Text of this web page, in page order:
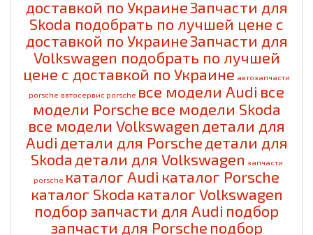
доставкой по УкраинеЗапчасти для
Skoda подобрать по лучшей цене с
доставкой по УкраинеЗапчасти для
Volkswagen подобрать по лучшей
цене с доставкой по Украине автозапчасти
porsche автосервис porsche все модели Audi все
модели Porsche все модели Skoda
все модели Volkswagen детали для
Audi детали для Porsche детали для
Skoda детали для Volkswagen запчасти
porsche каталог Audi каталог Porsche
каталог Skoda каталог Volkswagen
подбор запчасти для Audi подбор
запчасти для Porsche подбор